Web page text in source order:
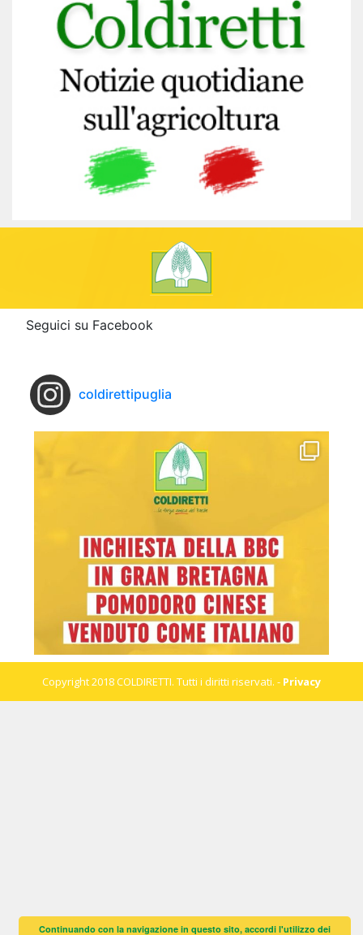
Seguici su Facebook
coldirettipuglia
Copyright 2018 COLDIRETTI. Tutti i diritti riservati. - Privacy
Continuando con la navigazione in questo sito, accordi l'utilizzo dei